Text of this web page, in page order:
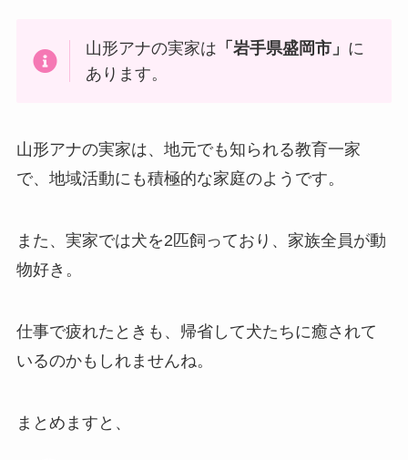
山形アナの実家は 「岩手県盛岡市」 に
あります。
山形アナの実家は、地元でも知られる教育一家
で、地域活動にも積極的な家庭のようです。
また、実家では犬を2匹飼っており、家族全員が動
物好き。
仕事で疲れたときも、帰省して犬たちに癒されて
いるのかもしれませんね。
まとめますと、